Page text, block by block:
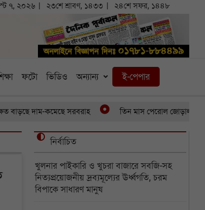
৭, ২০২৬ ২৩শে শ্রাবণ, ১৪৩৩ ২৪শে সফর, ১৪৪৮
ফটো ভিডিও অন্যান্য ই-পেপার
কমেছে সরবরাহ তিন মাস পেরোল জোড়ালাগা যমজের,
নির্বাচিত
খুলনার পাইকারি ও খুচরা বাজারে সবজি-সহ
নিত্যপ্রয়োজনীয় দ্রব্যমূল্যের ঊর্ধ্বগতি, চরম
বিপাকে সাধারণ মানুষ